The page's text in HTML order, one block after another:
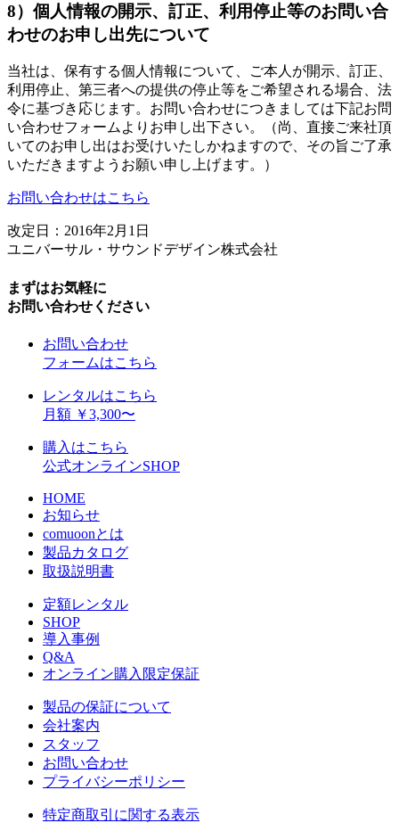
8）個人情報の開示、訂正、利用停止等のお問い合
わせのお申し出先について
当社は、保有する個人情報について、ご本人が開示、訂正、
利用停止、第三者への提供の停止等をご希望される場合、法
令に基づき応じます。お問い合わせにつきましては下記お問
い合わせフォームよりお申し出下さい。（尚、直接ご来社頂
いてのお申し出はお受けいたしかねますので、その旨ご了承
いただきますようお願い申し上げます。）
お問い合わせはこちら
改定日：2016年2月1日
ユニバーサル・サウンドデザイン株式会社
まずはお気軽に
お問い合わせください
お問い合わせ
フォームはこちら
レンタルはこちら
月額 ￥3,300〜
購入はこちら
公式オンラインSHOP
HOME
お知らせ
comuoonとは
製品カタログ
取扱説明書
定額レンタル
SHOP
導入事例
Q&A
オンライン購入限定保証
製品の保証について
会社案内
スタッフ
お問い合わせ
プライバシーポリシー
特定商取引に関する表示